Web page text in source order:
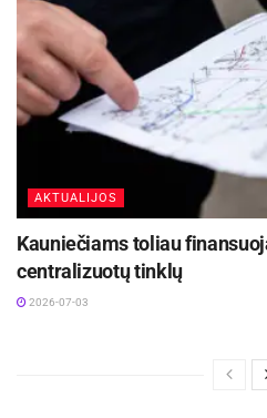
AKTUALIJOS
Kauniečiams toliau
centralizuotų tinklų
2026-07-03